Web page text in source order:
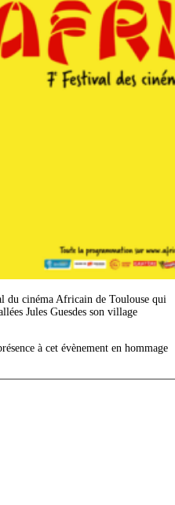
du cinéma Africain de Toulouse qui
Jules Guesdes son village
à cet évènement en hommage